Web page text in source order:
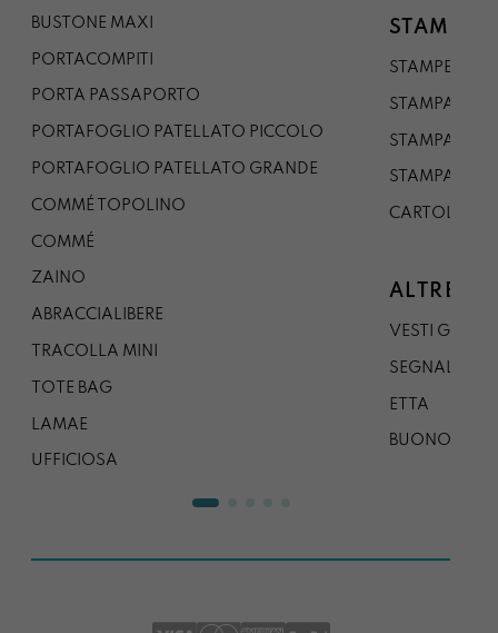
BUSTONE MAXI
PORTACOMPITI
PORTA PASSAPORTO
PORTAFOGLIO PATELLATO PICCOLO
PORTAFOGLIO PATELLATO GRANDE
COMMÉ TOPOLINO
COMMÉ
ZAINO
ABRACCIALIBERE
TRACOLLA MINI
TOTE BAG
LAMAE
UFFICIOSA
STAMPE
STAMPE A5
STAMPA A3
STAMPA A1
STAMPA A0
CARTOLINA
ALTRE
VESTI
SEGNALIBRO
ETTA
BUONO